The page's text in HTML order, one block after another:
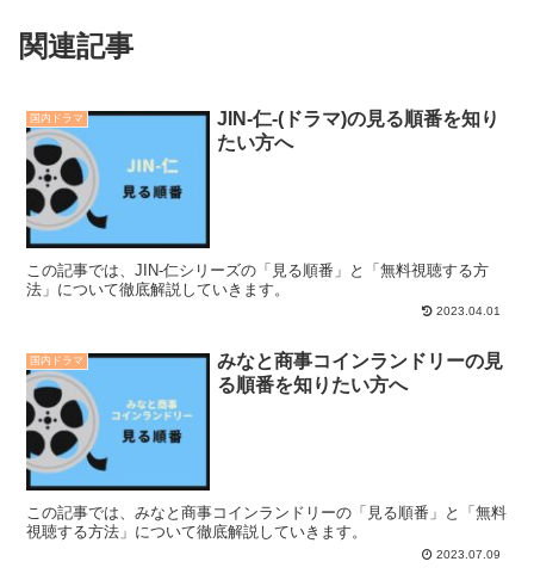
関連記事
国内ドラマ
JIN-仁-(ドラマ)の見る順番を知り
たい方へ
この記事では、JIN-仁シリーズの「見る順番」と「無料視聴する方
法」について徹底解説していきます。
2023.04.01
国内ドラマ
みなと商事コインランドリーの見
る順番を知りたい方へ
この記事では、みなと商事コインランドリーの「見る順番」と「無料
視聴する方法」について徹底解説していきます。
2023.07.09